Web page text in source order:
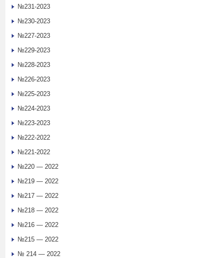
№231-2023
№230-2023
№227-2023
№229-2023
№228-2023
№226-2023
№225-2023
№224-2023
№223-2023
№222-2022
№221-2022
№220 — 2022
№219 — 2022
№217 — 2022
№218 — 2022
№216 — 2022
№215 — 2022
№ 214 — 2022